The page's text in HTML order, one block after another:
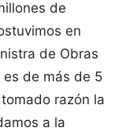
de
en
de Obras
de más de 5
razón la
a la